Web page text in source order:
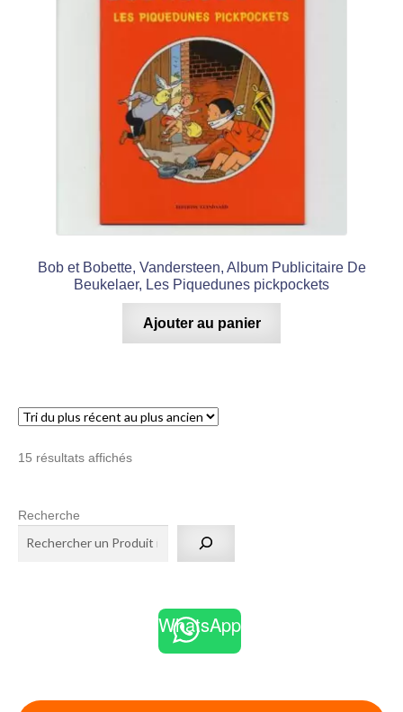
Bob et Bobette, Vandersteen, Album Publicitaire De
Beukelaer, Les Piquedunes pickpockets
Ajouter au panier
15 résultats affichésTrié
au
Recherche
WhatsApp